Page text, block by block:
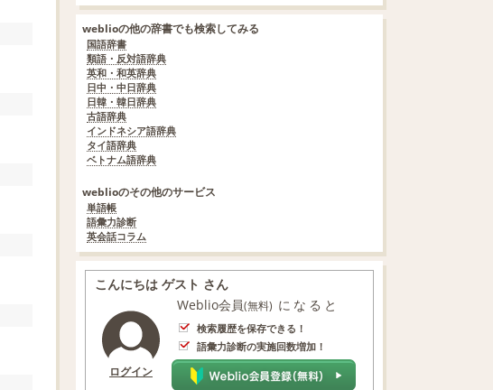
weblioの他の辞書でも検索してみる
国語辞書
類語・反対語辞典
英和・和英辞典
日中・中日辞典
日韓・韓日辞典
古語辞典
インドネシア語辞典
タイ語辞典
ベトナム語辞典
weblioのその他のサービス
単語帳
語彙力診断
英会話コラム
こんにちは ゲスト さん
ログイン
Weblio会員(無料) になると
検索履歴を保存できる！
語彙力診断の実施回数増加！